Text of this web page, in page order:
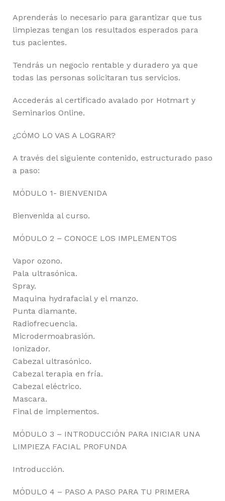
Aprenderás lo necesario para garantizar que tus
limpiezas tengan los resultados esperados para
tus pacientes.
Tendrás un negocio rentable y duradero ya que
todas las personas solicitaran tus servicios.
Accederás al certificado avalado por Hotmart y
Seminarios Online.
¿CÓMO LO VAS A LOGRAR?
A través del siguiente contenido, estructurado paso
a paso:
MÓDULO 1- BIENVENIDA
Bienvenida al curso.
MÓDULO 2 – CONOCE LOS IMPLEMENTOS
Vapor ozono.
Pala ultrasónica.
Spray.
Maquina hydrafacial y el manzo.
Punta diamante.
Radiofrecuencia.
Microdermoabrasión.
Ionizador.
Cabezal ultrasónico.
Cabezal terapia en fría.
Cabezal eléctrico.
Mascara.
Final de implementos.
MÓDULO 3 – INTRODUCCIÓN PARA INICIAR UNA
LIMPIEZA FACIAL PROFUNDA
Introducción.
MÓDULO 4 – PASO A PASO PARA TU PRIMERA